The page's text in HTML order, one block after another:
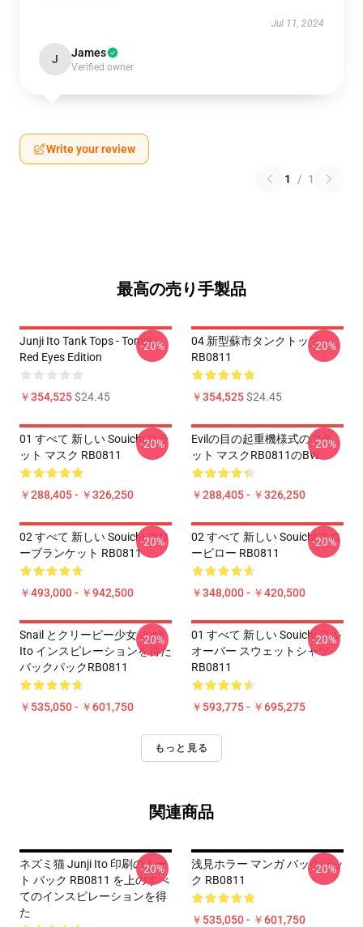
Jul 11, 2024
J James
Verified owner
Write your review
1 / 1
最高の売り手製品
Junji Ito Tank Tops - Tomie
Red Eyes Edition
￥354,525$24.45
-20%
04 新型蘇市タンクトップ
RB0811
￥354,525$24.45
-20%
01 すべて 新しい Souichi フラ
ット マスク RB0811
￥288,405 - ￥326,250
-20%
Evilの目の起重機様式のフラ
ット マスクRB0811のBW
￥288,405 - ￥326,250
-20%
02 すべて 新しい Souichi スロ
ーブランケット RB0811
￥493,000 - ￥942,500
-20%
02 すべて 新しい Souichi スロ
ーピロー RB0811
￥348,000 - ￥420,500
-20%
Snail とクリーピー少女 Junji
Ito インスピレーションを得た
バックパックRB0811
￥535,050 - ￥601,750
-20%
01 すべて 新しい Souichi プル
オーバー スウェットシャツ
RB0811
￥593,775 - ￥695,275
-20%
もっと見る
関連商品
ネズミ猫 Junji Ito 印刷のトー
ト バック RB0811 を上のすべ
てのインスピレーションを得
た
-20%
浅見ホラー マンガ バックパッ
ク RB0811
￥535,050 - ￥601,750
-20%